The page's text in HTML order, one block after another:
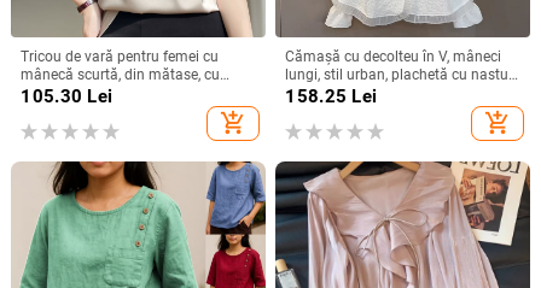
Tricou de vară pentru femei cu
mânecă scurtă, din mătase, cu
guler rotund și organza, cu bază de
satin și acid acetic, vrac, din mătase
Mulberry
105.30 Lei
add_shopping_cart
Cămașă cu decolteu în V, mâneci
lungi, stil urban, plachetă cu nasturi,
croială standard
158.25 Lei
add_shopping_cart